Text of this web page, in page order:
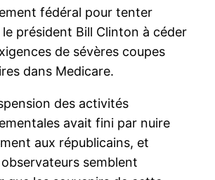
fédéral pour tenter
le président Bill Clinton à céder
de sévères coupes
dans Medicare.
des activités
avait fini par nuire
aux républicains, et
semblent